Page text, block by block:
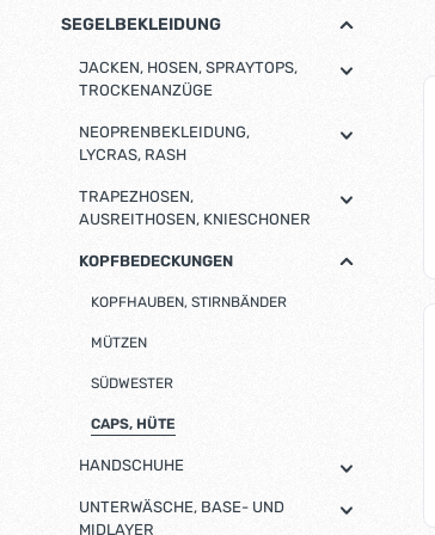
SEGELBEKLEIDUNG
JACKEN, HOSEN, SPRAYTOPS,
TROCKENANZÜGE
NEOPRENBEKLEIDUNG,
LYCRAS, RASH
TRAPEZHOSEN,
AUSREITHOSEN, KNIESCHONER
KOPFBEDECKUNGEN
KOPFHAUBEN, STIRNBÄNDER
MÜTZEN
SÜDWESTER
CAPS, HÜTE
HANDSCHUHE
UNTERWÄSCHE, BASE- UND
MIDLAYER